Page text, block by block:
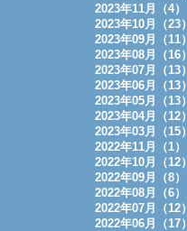
2023年11月（4）
2023年10月（23）
2023年09月（11）
2023年08月（16）
2023年07月（13）
2023年06月（13）
2023年05月（13）
2023年04月（12）
2023年03月（15）
2022年11月（1）
2022年10月（12）
2022年09月（8）
2022年08月（6）
2022年07月（12）
2022年06月（17）